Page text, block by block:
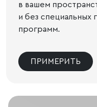
в вашем
и без специальных
программ.
ПРИМЕРИТЬ